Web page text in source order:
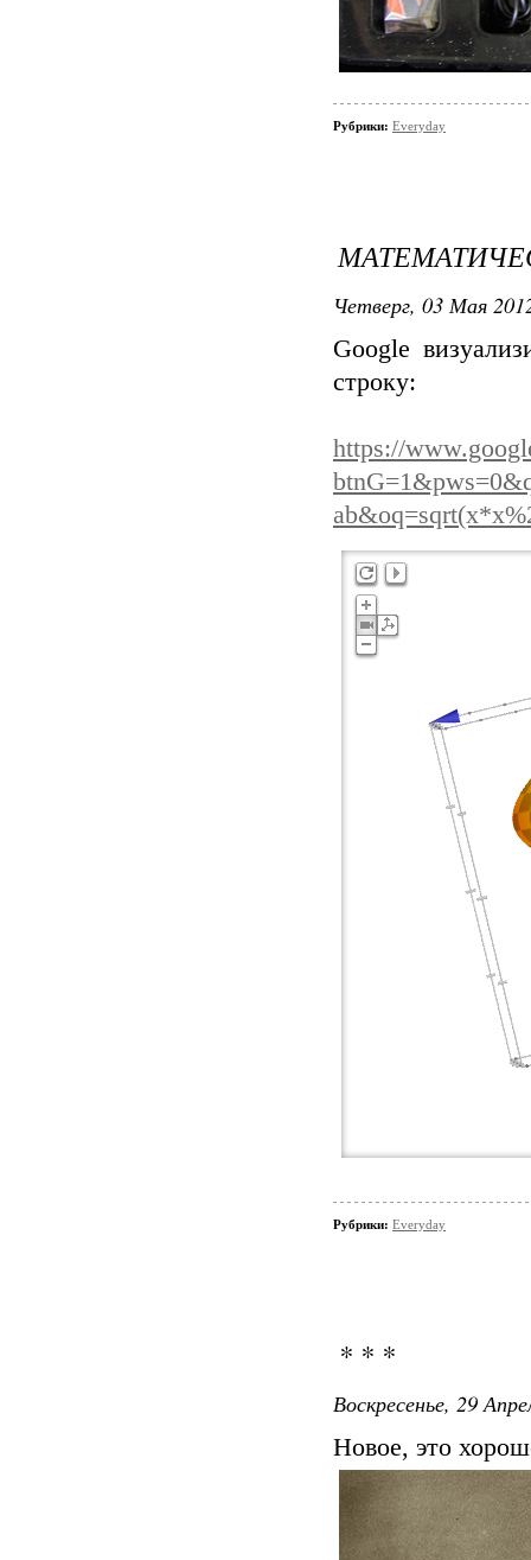
Рубрики: Everyday
Четверг, 03 Мая
Google
строку:
https://
Рубрики: Everyday
* * *
Воскресенье, 29
Новое, это